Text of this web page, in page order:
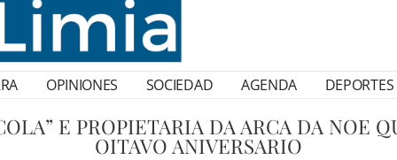
OPINIONES SOCIEDAD AGENDA DEPORTES
E PROPIETARIA DA ARCA DA NOE
OITAVO ANIVERSARIO